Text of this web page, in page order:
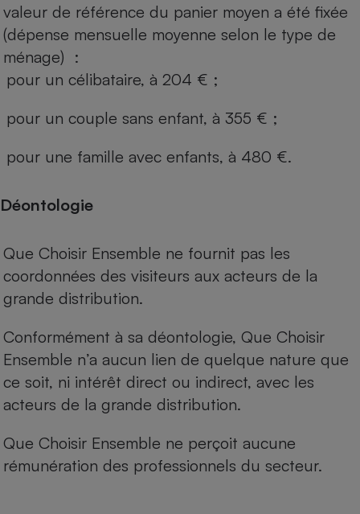
valeur de référence du panier moyen a été fixée
(dépense mensuelle moyenne selon le type de
ménage) :
pour un célibataire, à 204 € ;
pour un couple sans enfant, à 355 € ;
pour une famille avec enfants, à 480 €.
Déontologie
Que Choisir Ensemble ne fournit pas les
coordonnées des visiteurs aux acteurs de la
grande distribution.
Conformément à sa déontologie, Que Choisir
Ensemble n’a aucun lien de quelque nature que
ce soit, ni intérêt direct ou indirect, avec les
acteurs de la grande distribution.
Que Choisir Ensemble ne perçoit aucune
rémunération des professionnels du secteur.